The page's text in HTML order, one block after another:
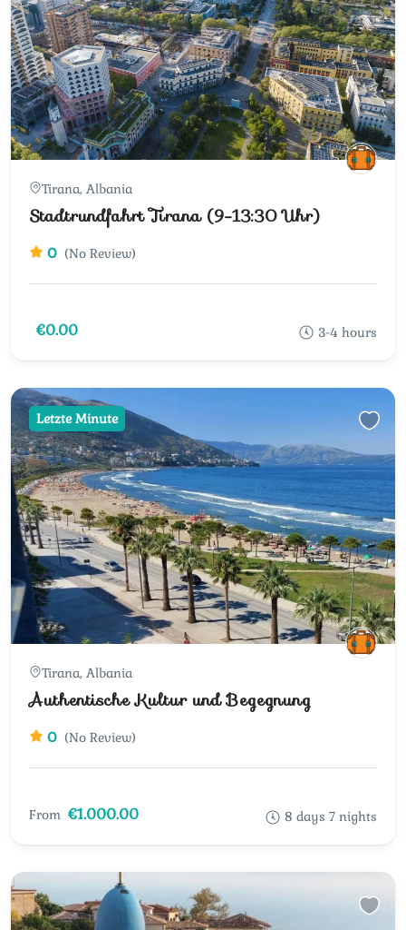
Tirana, Albania
Stadtrundfahrt Tirana (9-13:30 Uhr)
0 (No Review)
€0.00 3-4 hours
Letzte Minute
Tirana, Albania
Authentische Kultur und Begegnung
0 (No Review)
From €1.000.00 8 days 7 nights